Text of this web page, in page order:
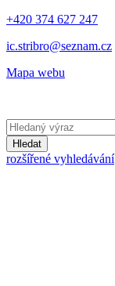
+420 374 627 247
ic.stribro@seznam.cz
Mapa webu
Hledat
rozšířené vyhledávání